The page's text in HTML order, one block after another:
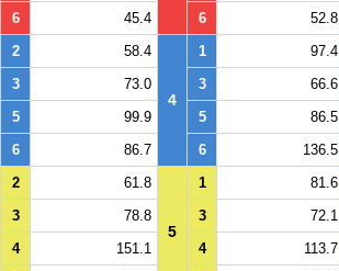
6
45.4 6 52.8
2 58.4
4
1 97.4
3
73.0 3 66.6
5
99.9 5 86.5
6
86.7 6 136.5
2 61.8
5
1 81.6
3
78.8 3 72.1
4
151.1 4 113.7